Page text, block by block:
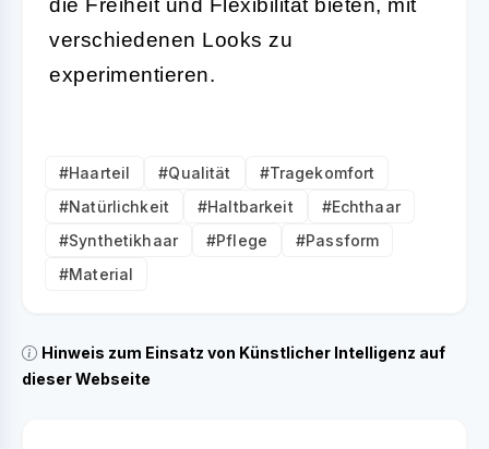
die Freiheit und Flexibilität bieten, mit
verschiedenen Looks zu
experimentieren.
#Haarteil #Qualität
#Tragekomfort
#Natürlichkeit
#Haltbarkeit
#Echthaar
#Synthetikhaar
#Pflege
#Passform
#Material
Hinweis zum Einsatz von Künstlicher Intelligenz auf
dieser Webseite